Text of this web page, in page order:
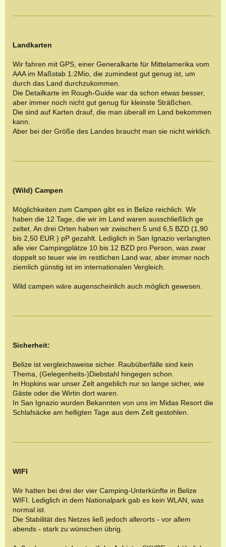
Landkarten
Wir fahren mit GPS, einer Generalkarte für Mittelamerika vom
AAA im Maßstab 1:2Mio, die zumindest gut genug ist, um
durch das Land durchzukommen.
Die Detailkarte im Rough-Guide war da schon etwas besser,
aber immer noch nicht gut genug für kleinste Sträßchen.
Die sind auf Karten drauf, die man überall im Land bekommen
kann.
Aber bei der Größe des Landes braucht man sie nicht wirklich.
(Wild) Campen
Möglichkeiten zum Campen gibt es in Belize reichlich. Wir
haben die 12 Tage , die wir im Land waren ausschließlich ge
zeltet. An drei Orten haben wir zwischen 5 und 6,5 BZD (1,90
bis 2,50 EUR ) pP gezahlt. Lediglich in San Ignazio verlangten
alle vier Campingplätze 10 bis 12 BZD pro Person, was zwar
doppelt so teuer wie im restlichen Land war, aber immer noch
ziemlich günstig ist im internationalen Vergleich.
Wild campen wäre augenscheinlich auch möglich gewesen.
Sicherheit:
Belize ist vergleichsweise sicher. Raubüberfälle sind kein
Thema, (Gelegenheits-)Diebstahl hingegen schon.
In Hopkins war unser Zelt angeblich nur so lange sicher, wie
Gäste oder die Wirtin dort waren.
In San Ignazio wurden Bekannten von uns im Midas Resort die
Schlafsäcke am helligten Tage aus dem Zelt gestohlen.
WIFI
Wir hatten bei drei der vier Camping-Unterkünfte in Belize
WIFI. Lediglich in dem Nationalpark gab es kein WLAN, was
normal ist.
Die Stabilität des Netzes ließ jedoch allerorts - vor allem
abends - stark zu wünschen übrig.